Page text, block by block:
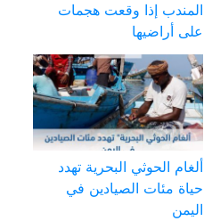
المندب إذا وقعت هجمات
على أراضيها
ألغام الحوثي البحرية تهدد
حياة مئات الصيادين في
اليمن